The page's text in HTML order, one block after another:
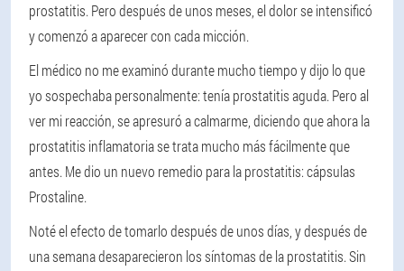
prostatitis. Pero después de unos meses, el dolor se intensificó
y comenzó a aparecer con cada micción.
El médico no me examinó durante mucho tiempo y dijo lo que
yo sospechaba personalmente: tenía prostatitis aguda. Pero al
ver mi reacción, se apresuró a calmarme, diciendo que ahora la
prostatitis inflamatoria se trata mucho más fácilmente que
antes. Me dio un nuevo remedio para la prostatitis: cápsulas
Prostaline.
Noté el efecto de tomarlo después de unos días, y después de
una semana desaparecieron los síntomas de la prostatitis. Sin